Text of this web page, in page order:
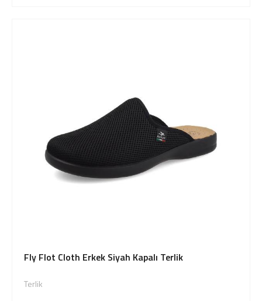
Fly Flot Cloth Erkek Siyah Kapalı Terlik
Terlik